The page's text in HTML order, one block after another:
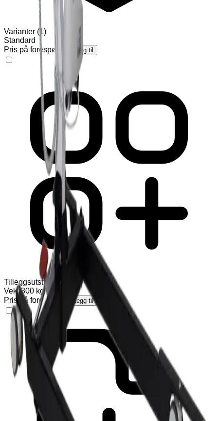
Varianter (1)
Standard
Pris på forespørsel
Legg til
Tilleggsutstyr (
)
Vekt 300 kg
Pris på forespørsel
Legg til